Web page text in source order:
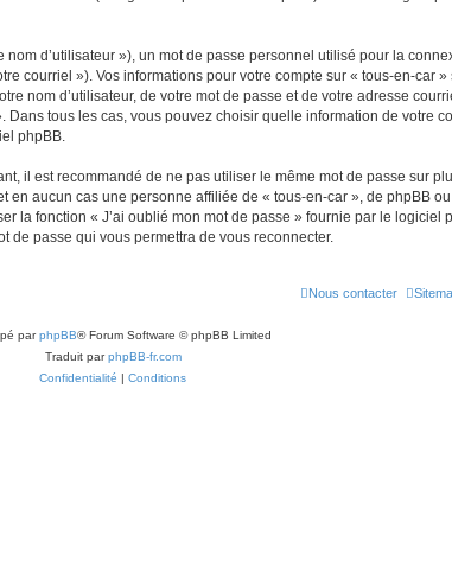
d’utilisateur »), un mot de passe personnel utilisé pour la
courriel »). Vos informations pour votre compte sur « tous-en-car
nom d’utilisateur, de votre mot de passe et de votre adresse
tous les cas, vous pouvez choisir quelle information de votre
phpBB.
il est recommandé de ne pas utiliser le même mot de passe sur
aucun cas une personne affiliée de « tous-en-car », de phpBB
la fonction « J’ai oublié mon mot de passe » fournie par le
de passe qui vous permettra de vous reconnecter.
Nous contacter
parphpBB® Forum Software © phpBB Limited
Traduit parphpBB-fr.com
Confidentialité | Conditions